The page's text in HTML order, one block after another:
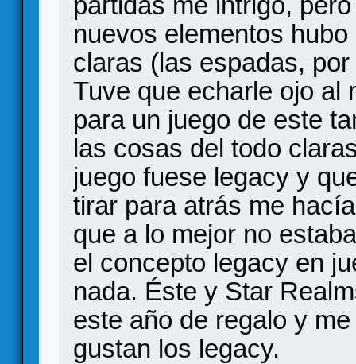
nuevos elementos
claras (las espadas,
Tuve que echarle ojo al
para un juego de este
las cosas del todo
juego fuese legacy y
tirar para atrás me
que a lo mejor no
el concepto legacy en
nada. Éste y Star
este año de regalo y
gustan los legacy.